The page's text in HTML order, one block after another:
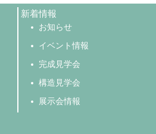
新着情報
お知らせ
イベント情報
完成見学会
構造見学会
展示会情報